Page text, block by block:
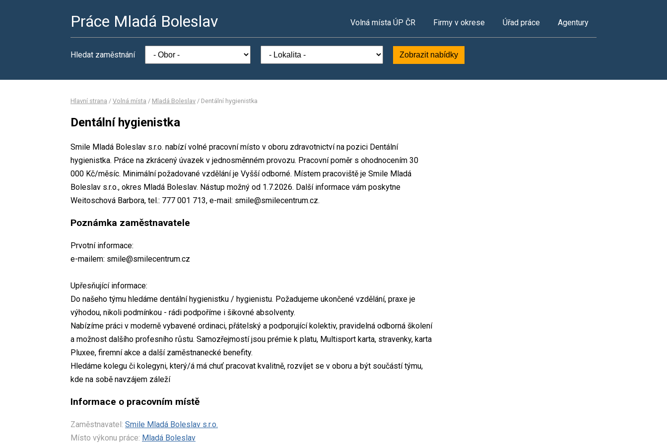
Práce Mladá Boleslav Volná místa ÚP ČR Firmy v okrese Úřad práce Agentury
Hledat zaměstnání Zobrazit nabídky
Hlavní strana / Volná místa / Mladá Boleslav / Dentální hygienistka
Dentální hygienistka
Smile Mladá Boleslav s.r.o. nabízí volné pracovní místo v oboru zdravotnictví na pozici Dentální
hygienistka. Práce na zkrácený úvazek v jednosměnném provozu. Pracovní poměr s ohodnocením 30
000 Kč/měsíc. Minimální požadované vzdělání je Vyšší odborné. Místem pracoviště je Smile Mladá
Boleslav s.r.o., okres Mladá Boleslav. Nástup možný od 1.7.2026. Další informace vám poskytne
Weitoschová Barbora, tel.: 777 001 713, e-mail: smile@smilecentrum.cz.
Poznámka zaměstnavatele
Prvotní informace:
e-mailem: smile@smilecentrum.cz
Upřesňující informace:
Do našeho týmu hledáme dentální hygienistku / hygienistu. Požadujeme ukončené vzdělání, praxe je
výhodou, nikoli podmínkou - rádi podpoříme i šikovné absolventy.
Nabízíme práci v moderně vybavené ordinaci, přátelský a podporující kolektiv, pravidelná odborná školení
a možnost dalšího profesního růstu. Samozřejmostí jsou prémie k platu, Multisport karta, stravenky, karta
Pluxee, firemní akce a další zaměstnanecké benefity.
Hledáme kolegu či kolegyni, který/á má chuť pracovat kvalitně, rozvíjet se v oboru a být součástí týmu,
kde na sobě navzájem záleží
Informace o pracovním místě
Zaměstnavatel: Smile Mladá Boleslav s.r.o.
Místo výkonu práce: Mladá Boleslav